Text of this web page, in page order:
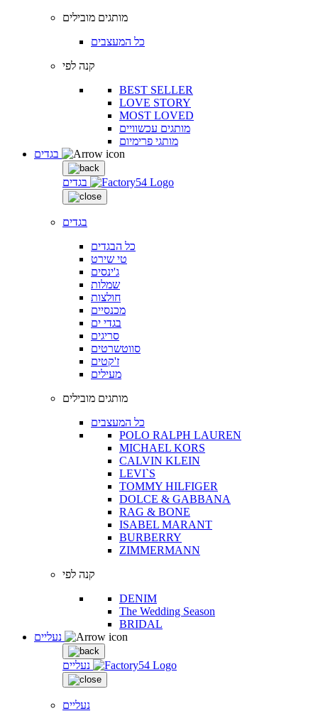
מותגים מובילים
כל המעצבים
קנה לפי
BEST SELLER
LOVE STORY
MOST LOVED
מותגים עכשוויים
מותגי פרימיום
בגדים
בגדים
כל הבגדים
טי שירט
ג'ינסים
שמלות
חולצות
מכנסיים
בגדי ים
סריגים
סווטשרטים
ז'קטים
מעילים
מותגים מובילים
כל המעצבים
POLO RALPH LAUREN
MICHAEL KORS
CALVIN KLEIN
LEVI`S
TOMMY HILFIGER
DOLCE & GABBANA
RAG & BONE
ISABEL MARANT
BURBERRY
ZIMMERMANN
קנה לפי
DENIM
The Wedding Season
BRIDAL
נעליים
נעליים